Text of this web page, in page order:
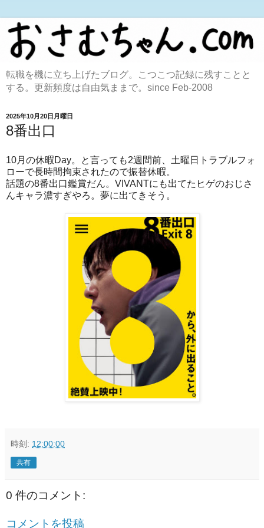
転職を機に立ち上げたブログ。こつこつ記録に残すことと
する。更新頻度は自由気ままで。since Feb-2008
2025年10月20日月曜日
8番出口
10月の休暇Day。と言っても2週間前、土曜日トラブルフォ
ローで長時間拘束されたので振替休暇。
話題の8番出口鑑賞だん。VIVANTにも出てたヒゲのおじさ
んキャラ濃すぎやろ。夢に出てきそう。
時刻: 12:00:00
共有
0 件のコメント:
コメントを投稿